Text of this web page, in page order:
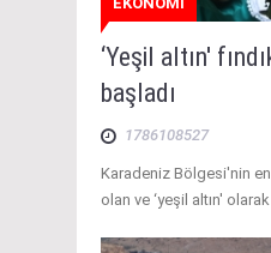
‘Yeşil altın'
başladı
1786108527
Karadeniz Bölgesi'nin
olan ve ‘yeşil altın'